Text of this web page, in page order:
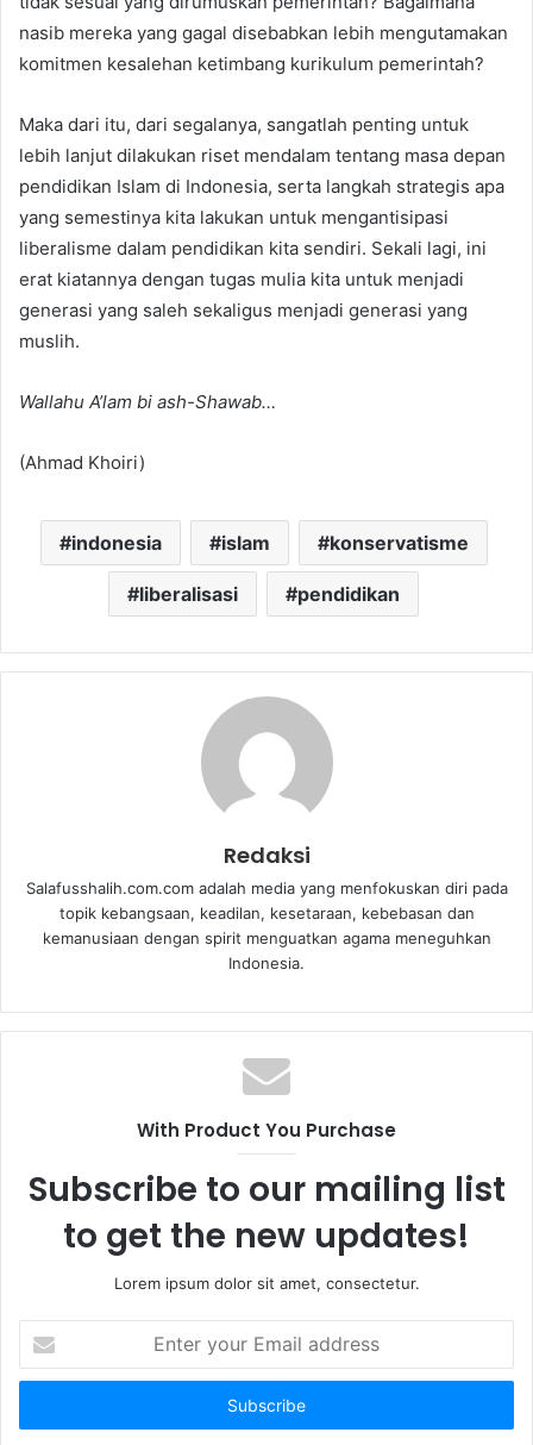
nasib mereka yang gagal disebabkan lebih mengutamakan
komitmen kesalehan ketimbang kurikulum pemerintah?
Maka dari itu, dari segalanya, sangatlah penting untuk
lebih lanjut dilakukan riset mendalam tentang masa depan
pendidikan Islam di Indonesia, serta langkah strategis apa
yang semestinya kita lakukan untuk mengantisipasi
liberalisme dalam pendidikan kita sendiri. Sekali lagi, ini
erat kiatannya dengan tugas mulia kita untuk menjadi
generasi yang saleh sekaligus menjadi generasi yang
muslih.
Wallahu A’lam bi ash-Shawab…
(Ahmad Khoiri)
indonesia islam konservatisme
liberalisasi pendidikan
Redaksi
Salafusshalih.com.com adalah media yang menfokuskan diri pada
topik kebangsaan, keadilan, kesetaraan, kebebasan dan
kemanusiaan dengan spirit menguatkan agama meneguhkan
Indonesia.
With Product You Purchase
Subscribe to our mailing list
to get the new updates!
Lorem ipsum dolor sit amet, consectetur.
t
r